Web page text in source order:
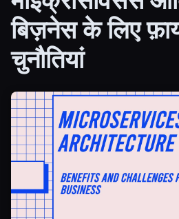
टूल्स की तुलना करें
सभी श्रेणियाँ
बिज़नेस के लिए
चुनौतियां